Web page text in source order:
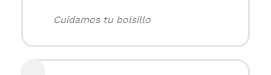
Cuidamos tu bolsillo